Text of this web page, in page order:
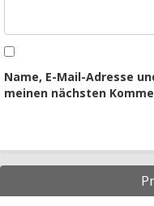
Name, E-Mail-Adresse
meinen nächsten